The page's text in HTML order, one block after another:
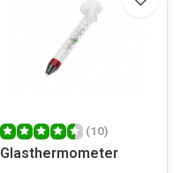
(10)
Glasthermometer